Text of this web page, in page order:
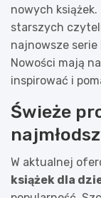
nowych książek.
starszych
najnowsze
Nowości mają
inspirować i
Świeże
W aktualnej
książek dla